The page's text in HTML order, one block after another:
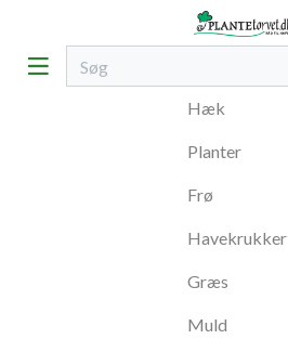
Hæk
Planter
Frø
Havekrukker
Græs
Muld